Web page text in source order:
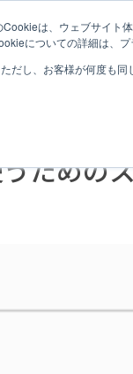
は、ウェブサイト
についての詳細は、プ
だし、お客様が何度も
とは QLIK
ための